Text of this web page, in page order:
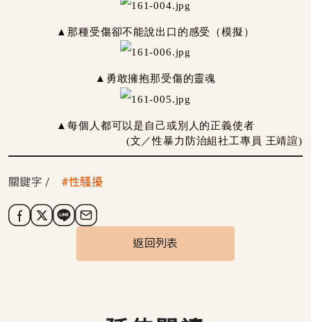
▲那種受傷卻不能說出口的感受（模擬）
▲勇敢擁抱那受傷的靈魂
▲每個人都可以是自己或別人的正義使者
(文／性暴力防治組社工專員 王靖諠)
關鍵字 性騷擾
返回列表